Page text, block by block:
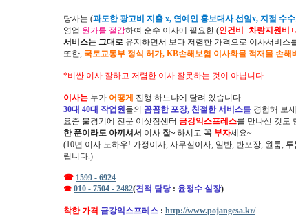
당사는 (과도한 광고비 지출 x, 연예인 홍보대사 선임x, 지점 수
영업 원가를 절감하여 순수 이사에 필요한 (인건비+차량지원비
서비스는 그대로 유지하면서 보다 저렴한 가격으로 이사서비스
또한, 국토교통부 정식 허가, KB손해보험 이사화물 적재물 손해
*비싼 이사 잘하고 저렴한 이사 잘못하는 것이 아닙니다.
이사는 누가 어떻게 진행 하느냐에 달려 있습니다.
30대 40대 작업원들의 꼼꼼한 포장, 친절한 서비스를 경험해 보
요즘 불경기에 전문 이삿짐센터 금강익스프레스를 만나신 것도
한 푼이라도 아끼셔서 이사 잘~ 하시고 꼭 부자세요~
(10년 이사 노하우! 가정이사, 사무실이사, 일반, 반포장, 원룸,
립니다.)
☎ 1599 - 6924
☎ 010 - 7504 - 2482(견적 담당 : 윤정수 실장)
착한 가격 금강익스프레스 : http://www.pojangesa.kr/